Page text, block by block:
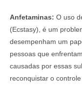
Anfetaminas: O uso
(Ecstasy), é um
desempenham um
pessoas que
causadas por essas
reconquistar o